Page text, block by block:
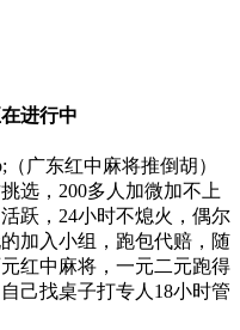
进行中
（广东红中麻将推倒胡）
选，200多人加微加不上
跃，24小时不熄火，偶尔
加入小组，跑包代赔，随
红中麻将，一元二元跑得
己找桌子打专人18小时管